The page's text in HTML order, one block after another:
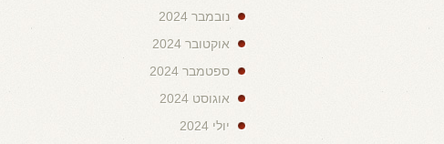
נובמבר 2024
אוקטובר 2024
ספטמבר 2024
אוגוסט 2024
יולי 2024